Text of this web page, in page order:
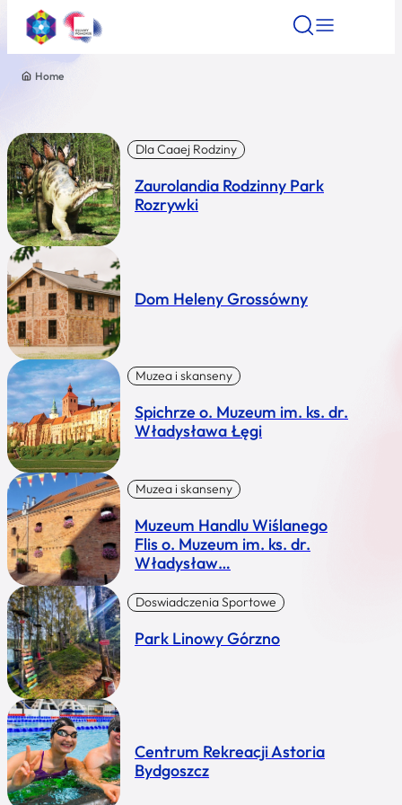
Nazwa atrakcji
Miasto
Kategoria
Home
Dla Caaej Rodziny
Zaurolandia Rodzinny Park
Rozrywki
Dom Heleny Grossówny
Muzea i skanseny
Spichrze o. Muzeum im. ks. dr.
Władysława Łęgi
Muzea i skanseny
Muzeum Handlu Wiślanego
Flis o. Muzeum im. ks. dr.
Władysław…
Doswiadczenia Sportowe
Park Linowy Górzno
Centrum Rekreacji Astoria
Bydgoszcz